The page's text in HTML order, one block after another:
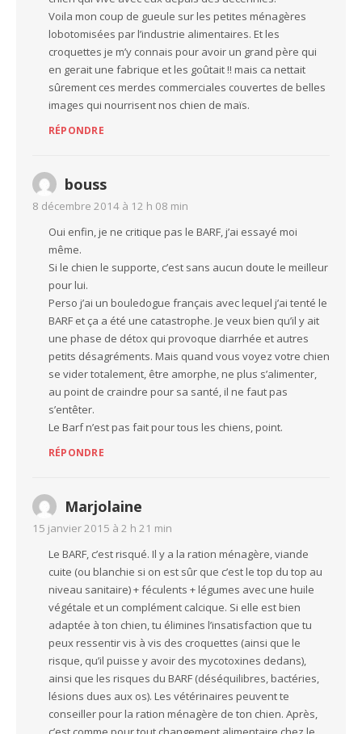
Voila mon coup de gueule sur les petites ménagères
lobotomisées par l’industrie alimentaires. Et les
croquettes je m’y connais pour avoir un grand père qui
en gerait une fabrique et les goûtait !! mais ca nettait
sûrement ces merdes commerciales couvertes de belles
images qui nourrisent nos chien de maïs.
RÉPONDRE
bouss
8 décembre 2014 à 12 h 08 min
Oui enfin, je ne critique pas le BARF, j’ai essayé moi
même.
Si le chien le supporte, c’est sans aucun doute le meilleur
pour lui.
Perso j’ai un bouledogue français avec lequel j’ai tenté le
BARF et ça a été une catastrophe. Je veux bien qu’il y ait
une phase de détox qui provoque diarrhée et autres
petits désagréments. Mais quand vous voyez votre chien
se vider totalement, être amorphe, ne plus s’alimenter,
au point de craindre pour sa santé, il ne faut pas
s’entêter.
Le Barf n’est pas fait pour tous les chiens, point.
RÉPONDRE
Marjolaine
15 janvier 2015 à 2 h 21 min
Le BARF, c’est risqué. Il y a la ration ménagère, viande
cuite (ou blanchie si on est sûr que c’est le top du top au
niveau sanitaire) + féculents + légumes avec une huile
végétale et un complément calcique. Si elle est bien
adaptée à ton chien, tu élimines l’insatisfaction que tu
peux ressentir vis à vis des croquettes (ainsi que le
risque, qu’il puisse y avoir des mycotoxines dedans),
ainsi que les risques du BARF (déséquilibres, bactéries,
lésions dues aux os). Les vétérinaires peuvent te
conseiller pour la ration ménagère de ton chien. Après,